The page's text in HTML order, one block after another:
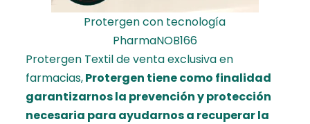
Protergen con tecnología
PharmaNOB166
Protergen Textil de venta exclusiva en
farmacias,Protergen tiene como finalidad
garantizarnos la prevención y protección
necesaria para ayudarnos a recuperar la